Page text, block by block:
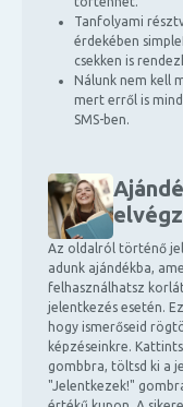
Tanfolyami
érdekében
csekken is
Nálunk nem kell
mert erről is
SMS-ben.
Az oldalról történő
adunk ajándékba,
felhasználhatsz
jelentkezés esetén.
hogy ismerőseid
képzéseinkre.
gombbra, töltsd ki a
"Jelentkezek!"